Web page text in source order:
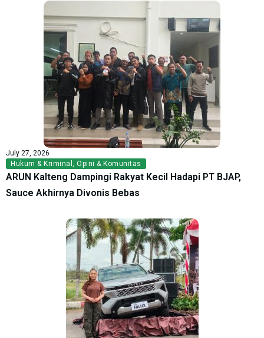
July 27, 2026
Hukum & Kriminal , Opini & Komunitas
ARUN Kalteng Dampingi Rakyat Kecil Hadapi PT BJAP,
Sauce Akhirnya Divonis Bebas